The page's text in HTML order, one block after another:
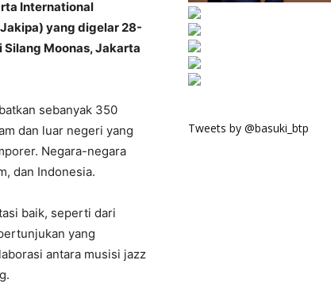
International
yang digelar 28-
Silang Moonas, Jakarta
sebanyak 350
dan luar negeri yang
Negara-negara
dan Indonesia.
baik, seperti dari
yang
antara musisi jazz
Tweets by @basuki_btp